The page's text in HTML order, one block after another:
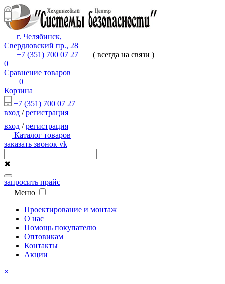
г. Челябинск,
Свердловский пр., 28
+7 (351) 700 07 27
( всегда на связи )
0
Сравнение товаров
0
Корзина
+7 (351) 700 07 27
вход /регистрация
вход /регистрация
Каталог товаров
заказать звонок vk
✖
запросить прайс
Меню
Проектирование и монтаж
О нас
Помощь покупателю
Оптовикам
Контакты
Акции
×